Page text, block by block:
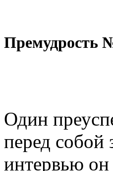
Премудрость
Один
перед собой
интервью он